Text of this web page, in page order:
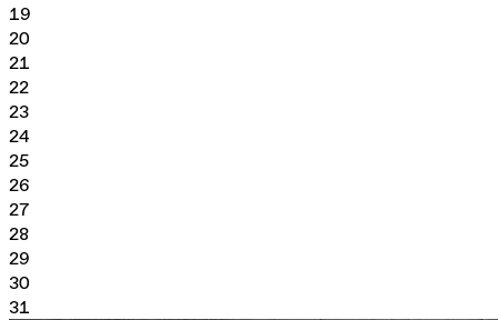
19
20
21
22
23
24
25
26
27
28
29
30
31